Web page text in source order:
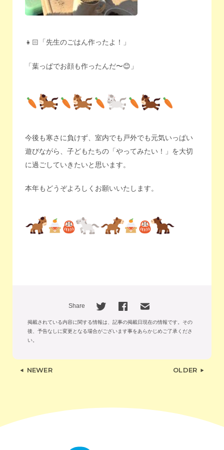
👧🏻「先生のごはん作ったよ！」
「葉っぱでお顔も作ったんだ〜😊」
今後も寒さに負けず、室内でも戸外でも元気いっぱい
遊びながら、子どもたちの「やってみたい！」を大切
に過ごしていきたいと思います。
本年もどうぞよろしくお願いいたします。
Share
掲載されている内容に関する情報は、記事の掲載日現在の情報です。 その
後、予告なしに変更となる場合がございます事をあらかじめご了承くださ
い。
NEWER OLDER